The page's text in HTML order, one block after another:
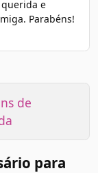
e
Parabéns!
de
para